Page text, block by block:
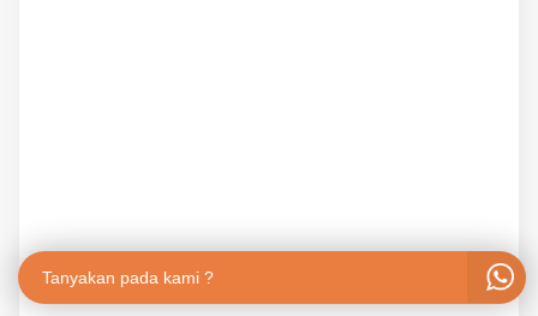
Tanyakan pada kami ?